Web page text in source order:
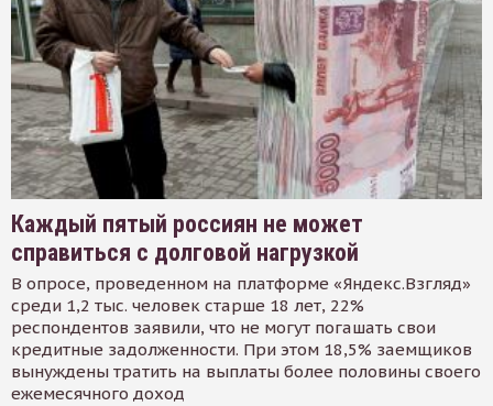
Каждый пятый россиян не может
справиться с долговой нагрузкой
В опросе, проведенном на платформе «Яндекс.Взгляд»
среди 1,2 тыс. человек старше 18 лет, 22%
респондентов заявили, что не могут погашать свои
кредитные задолженности. При этом 18,5% заемщиков
вынуждены тратить на выплаты более половины своего
ежемесячного доход